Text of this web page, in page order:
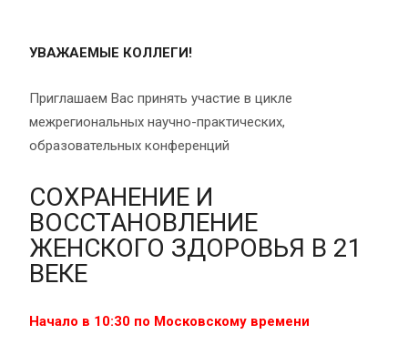
УВАЖАЕМЫЕ КОЛЛЕГИ!
Приглашаем Вас принять участие в цикле
межрегиональных научно-практических,
образовательных конференций
СОХРАНЕНИЕ И
ВОССТАНОВЛЕНИЕ
ЖЕНСКОГО ЗДОРОВЬЯ В 21
ВЕКЕ
Начало в 10:30 по Московскому времени